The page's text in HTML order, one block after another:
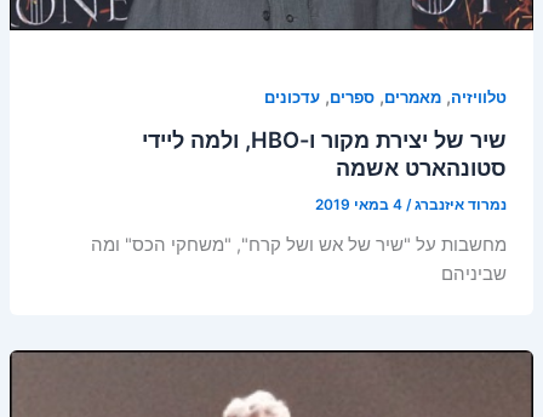
טלוויזיה, מאמרים, ספרים, עדכונים
שיר של יצירת מקור ו-HBO, ולמה ליידי
סטונהארט אשמה
נמרוד איזנברג/ 4 במאי 2019
מחשבות על "שיר של אש ושל קרח", "משחקי הכס" ומה
שביניהם